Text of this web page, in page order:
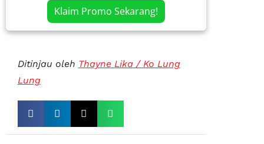
Klaim Promo Sekarang!
Ditinjau oleh Thayne Lika / Ko Lung
Lung